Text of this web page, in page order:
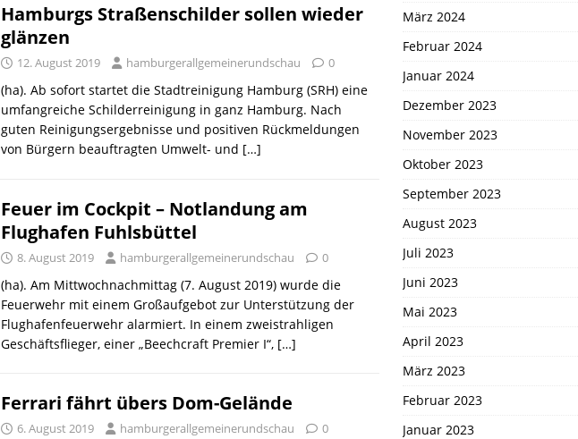
Hamburgs Straßenschilder sollen wieder
glänzen
12. August 2019 hamburgerallgemeinerundschau 0
(ha). Ab sofort startet die Stadtreinigung Hamburg (SRH) eine
umfangreiche Schilderreinigung in ganz Hamburg. Nach
guten Reinigungsergebnisse und positiven Rückmeldungen
von Bürgern beauftragten Umwelt- und […]
Feuer im Cockpit – Notlandung am
Flughafen Fuhlsbüttel
8. August 2019 hamburgerallgemeinerundschau 0
(ha). Am Mittwochnachmittag (7. August 2019) wurde die
Feuerwehr mit einem Großaufgebot zur Unterstützung der
Flughafenfeuerwehr alarmiert. In einem zweistrahligen
Geschäftsflieger, einer „Beechcraft Premier I“, […]
Ferrari fährt übers Dom-Gelände
6. August 2019 hamburgerallgemeinerundschau 0
März 2024
Februar 2024
Januar 2024
Dezember 2023
November 2023
Oktober 2023
September 2023
August 2023
Juli 2023
Juni 2023
Mai 2023
April 2023
März 2023
Februar 2023
Januar 2023